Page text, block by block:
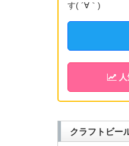
す( ´∀｀)
クラフトビー